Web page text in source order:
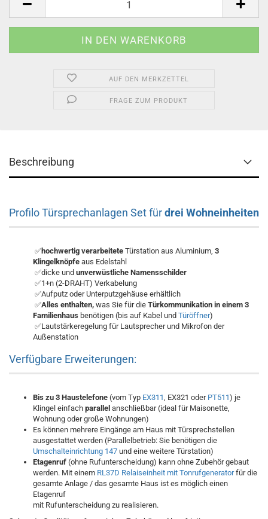
AUF DEN MERKZETTEL
FRAGE ZUM PRODUKT
Beschreibung
Profilo Türsprechanlagen Set fürdrei Wohneinheiten
✅hochwertig verarbeitete Türstation aus Aluminium, 3
Klingelknöpfe aus Edelstahl
✅dicke und unverwüstliche Namensschilder
✅1+n (2-DRAHT) Verkabelung
✅Aufputz oder Unterputzgehäuse erhältlich
✅Alles enthalten, was Sie für die Türkommunikation in einem 3
Familienhaus benötigen (bis auf Kabel und Türöffner)
✅Lautstärkeregelung für Lautsprecher und Mikrofon der
Außenstation
Verfügbare Erweiterungen:
Bis zu 3 Haustelefone (vom Typ EX311, EX321 oder PT511) je
Klingel einfach parallel anschließbar (ideal für Maisonette,
Wohnung oder große Wohnungen)
Es können mehrere Eingänge am Haus mit Türsprechstellen
ausgestattet werden (Parallelbetrieb: Sie benötigen die
Umschalteinrichtung 147 und eine weitere Türstation)
Etagenruf (ohne Rufunterscheidung) kann ohne Zubehör gebaut
werden. Mit einem RL37D Relaiseinheit mit Tonrufgeneratorfür die
gesamte Anlage / das gesamte Haus ist es möglich einen
Etagenruf
mit Rufunterscheidung zu realisieren.